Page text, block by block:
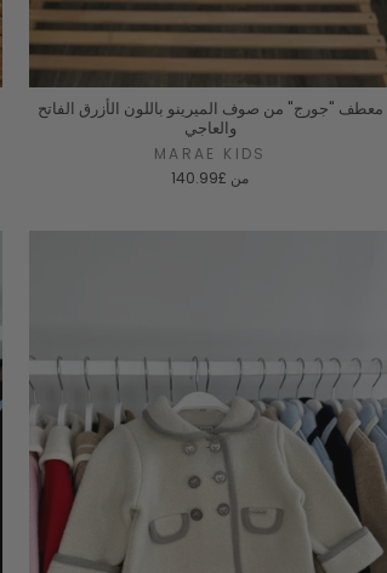
معطف "جورج" من صوف الميرينو باللون الأزرق الفاتح
والعاجي
MARAE KIDS
من £140.99